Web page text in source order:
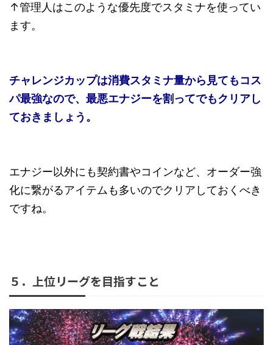
↑管理人はこのような優先度でスタミナを使ってい
ます。
チャレンジカップは消費スタミナ量から見てもコス
パ最強なので、最悪エナジーを割ってでもクリアし
ておきましょう。
エナジー以外にも契約書やコインなど、オーダー強
化に繋がるアイテムも多いのでクリアしておくべき
ですね。
５．上位リーグを目指すこと